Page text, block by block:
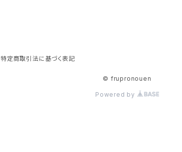
特定商取引法に基づく表記
© frupronouen
Powered by